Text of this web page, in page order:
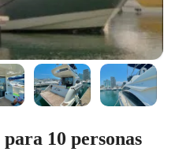
para 10 personas